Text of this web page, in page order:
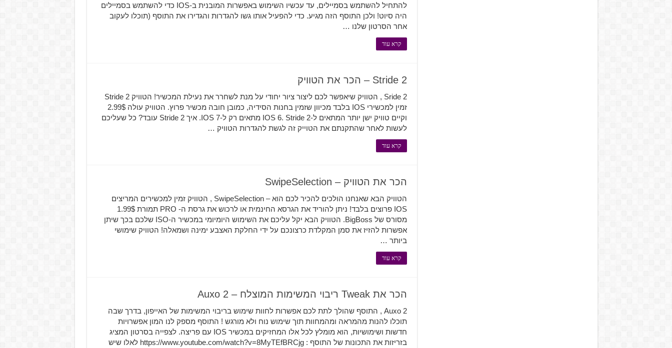
להתחיל להשתמש בסמיילים, עד עכשיו השימוש באפשרות המובנית ב-IOS כדי להשתמש בסמיילים
היה סיוט! ולכן התוסף הזה מגיע. כדי להפעיל אותו גשו להגדרות והגדירו את התוסף (תוכלו לעקוב
אחר הסרטון שלנו …
קרא עוד
Stride 2 – הכר את הטוויק
Sride 2 , הטוויק שיאפשר לכם ליצור ציור יחודי על מנת לשחרר את נעילת המכשיר! הטוויק Stride 2
זמין למכשירי IOS בלבד מכיוון שזמין בחנות הסידיה, כמובן חובה מכשיר פרוץ. הטוויק עולה 2.99$
וקיים טוויק ישן יותר המתאים ל-IOS 6. Stride 2 מתאים רק ל-IOS 7. איך Stride 2 עובד? כל שעליכם
לעשות לאחר שהתקנתם את הטוייק זה לגשת להגדרות הטוויק …
קרא עוד
הכר את הטוויק – SwipeSelection
הטוויק הבא שאנחנו הולכים להכיר לכם הוא – SwipeSelection , הטוויק זמין למכשירים המריצים
IOS פרוצים בלבד! ניתן להוריד את הגרסא החינמית או לרכוש את גרסת ה- PRO תמורת 1.99$
מסורס של BigBoss. הטוויק הבא יקל עליכם את השימוש היומיומי במכשיר ה-ISO שלכם בכך שיתן
אפשרות להזיז את סמן המקלדת כרצונכם על ידי החלקת האצבע ימינה ושמאלה! הטוויק שימושי
ביותר …
קרא עוד
הכר את Tweak ריבוי המשימות המוצלח – Auxo 2
Auxo 2 , התוסף שהולך לתת לכם אפשרות לחוות שימוש בריבוי המשימות של האייפון, בדרך שבה
תוכלו להנות מהמראה ומהמחוות תוך שימוש נוח ולא מורגש ! התוסף מספק לנו המון אפשרויות
חדשות ושימושיות, הוא מומלץ לכל אלו המחזיקים במכשיר IOS עם פריצה. לצפייה בסרטון המציג
בזריזות את התכונות של התוסף : https://www.youtube.com/watch?v=8MyTEfBRCjg לאלו שיש